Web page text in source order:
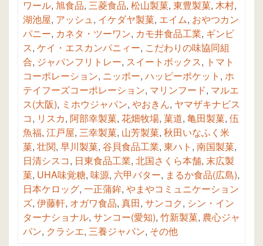
ワール, 旭食品, 三菱食品, 松山製菓, 東豊製菓, 木村,
湖池屋, アッシュ, イケダヤ製菓, エイム, おやつカン
パニー, カネタ・ツーワン, カモ井食品工業, ギンビ
ス, ケイ・エスカンパニィー, こだわりの味協同組
合, ジャパンフリトレー, スイートボックス, トマト
コーポレーション, ニッポー, ハッピーポケット , ホ
テイフーズコーポレーション, マリンフード, マルエ
ス(大阪), ミホウジャパン, やおきん, ヤマザキナビス
コ, リスカ, 阿部幸製菓, 花畑牧場, 菓道, 亀田製菓, 伍
魚福, 江戸屋, 三幸製菓, 山芳製菓, 秋田いなふく米
菓, 壮関, 早川製菓, 谷貝食品工業, 東ハト , 南国製菓,
日清シスコ, 日東食品工業, 北国さくら本舗, 末広製
菓, UHA味覚糖, 味源, 六甲バター, まるか食品(広島),
日本ケロッグ, 一正蒲鉾, やまやコミュニケーション
ズ, 伊藤軒, オガワ食品, 真田, サンコク, シン・イン
ターナショナル, サンコー(愛知), 竹新製菓, 農心ジャ
パン, クラシエ, 三養ジャパン, その他